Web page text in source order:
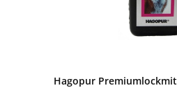
Hagopur